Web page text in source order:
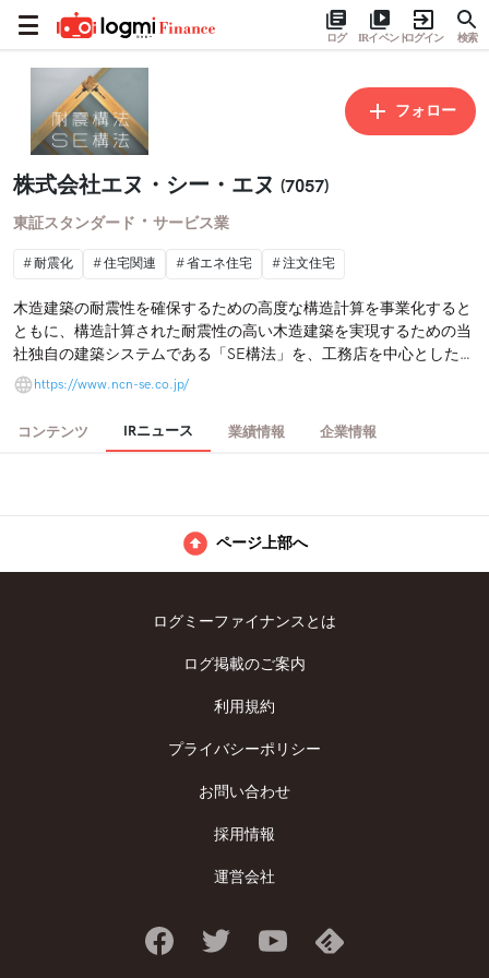
ログ IRイベントログイン 検索
フォロー
株式会社エヌ・シー・エヌ (7057)
東証スタンダード ・ サービス業
耐震化 住宅関連 省エネ住宅 注文住宅
木造建築の耐震性を確保するための高度な構造計算を事業化すると
ともに、構造計算された耐震性の高い木造建築を実現するための当
社独自の建築システムである「SE構法」を、工務店を中心とした
SE構法登録施工店ネットワークを通じて提供しております。
https://www.ncn-se.co.jp/
コンテンツ IRニュース 業績情報 企業情報
ページ上部へ
ログミーファイナンスとは
ログ掲載のご案内
利用規約
プライバシーポリシー
お問い合わせ
採用情報
運営会社